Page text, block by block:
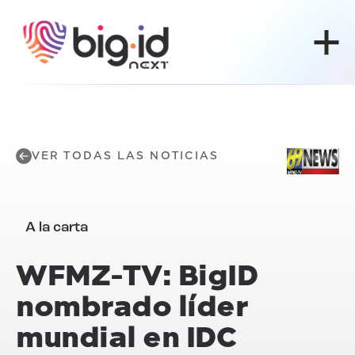
VER TODAS LAS NOTICIAS
A la carta
WFMZ-TV: BigID
nombrado líder
mundial en IDC